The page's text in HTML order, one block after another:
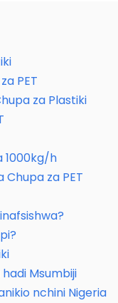
PET
za Plastiki
1000kg/h
Chupa za PET
Msumbiji
nchini Nigeria